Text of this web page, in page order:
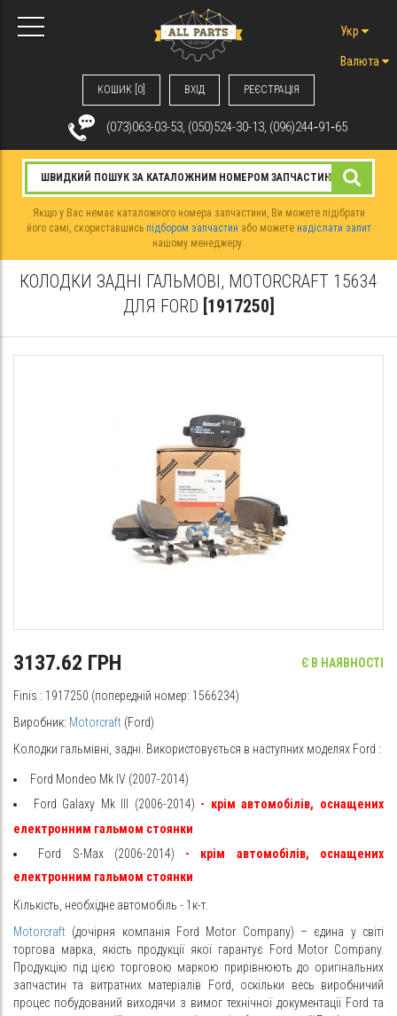
КОШИК [0] ВХIД РЕЄСТРАЦІЯ
Укр
Валюта
(073)063-03-53, (050)524-30-13, (096)244‑91‑65
Якщо у Вас немає каталожного номера запчастини, Ви можете підібрати
його самі, скориставшись підбором запчастин або можете надіслати запит
нашому менеджеру.
КОЛОДКИ ЗАДНІ ГАЛЬМОВІ, MOTORCRAFT 15634
ДЛЯ FORD [1917250]
3137.62 ГРН Є В НАЯВНОСТІ
Finis : 1917250 (попередній номер: 1566234)
Виробник: Motorcraft (Ford)
Колодки гальмівні, задні. Використовується в наступних моделях Ford :
Ford Mondeo Mk IV (2007-2014)
Ford Galaxy Mk III (2006-2014) - крім автомобілів, оснащених
електронним гальмом стоянки
Ford S-Max (2006-2014)
- крім автомобілів, оснащених
електронним гальмом стоянки
Кількість, необхідне автомобіль - 1к-т.
Motorcraft (дочірня компанія Ford Motor Company) – єдина у світі
торгова марка, якість продукції якої гарантує Ford Motor Company.
Продукцію під цією торговою маркою прирівнюють до оригінальних
запчастин та витратних матеріалів Ford, оскільки весь виробничий
процес побудований виходячи з вимог технічної документації Ford та